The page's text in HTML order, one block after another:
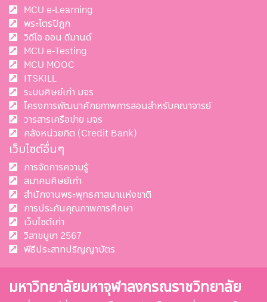
MCU e-Learning
พระไตรปิฎก
วิดีโอ ออน ดีมานด์
MCU e-Testing
MCU MOOC
ITSKILL
ระบบศิษย์เก่า มจร
โครงการพัฒนาศักยภาพการสอนสำหรับคณาจารย์
วารสารเครือข่าย มจร
คลังหน่วยกิต (Credit Bank)
เว็บไซต์อื่นๆ
การจัดการความรู้
สมาคมศิษย์เก่า
สำนักงานพระพุทธศาสนาแห่งชาติ
การประกันคุณภาพการศึกษา
เว็บไซต์เก่า
วิสาขบูชา 2567
พีธีประสาทปริญญาบัตร
มหาวิทยาลัยมหาจุฬาลงกรณราชวิทยาลัย